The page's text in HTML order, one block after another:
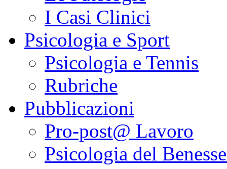
I Casi Clinici
Psicologia e Sport
Psicologia e Tennis
Rubriche
Pubblicazioni
Pro-post@ Lavoro
Psicologia del